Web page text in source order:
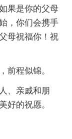
果是你的父母
，你们会携手
母祝福你！祝
前程似锦。
、亲戚和朋
好的祝愿。